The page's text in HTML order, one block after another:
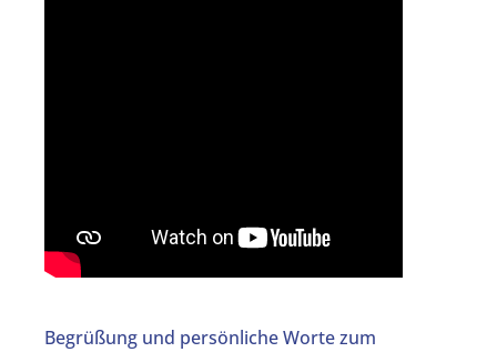
Begrüßung und persönliche Worte zum